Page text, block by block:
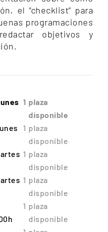
el “checklist” para
programaciones
objetivos y
1 plaza
disponible
1 plaza
disponible
1 plaza
disponible
1 plaza
disponible
1 plaza
disponible